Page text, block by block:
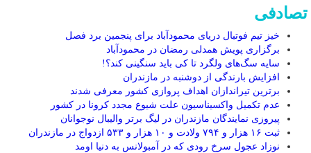
تصادفی
خیز تیم فوتبال دریای محمودآباد برای پنجمین برد فصل
برگزاری پویش همدلی رمضان در محمودآباد
سایه سگ‌های ولگرد تا کی باید سنگینی کند؟!
افزایش بارندگی از دوشنبه در مازندران
برترین تیراندازان اهداف پروازی کشور معرفی شدند
عدم تکمیل واکسیناسیون علت شیوع مجدد کرونا در کشور
پیروزی نمایندگان مازندران در لیگ برتر والیبال نوجوانان
ثبت ۱۶ هزار و ۷۹۴ ولادت و ۱۰ هزار و ۵۳۳ ازدواج در مازندران
نوزاد عجول سرخ رودی که در آمبولانس به دنیا اومد